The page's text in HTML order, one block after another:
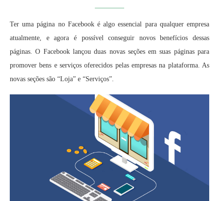
Ter uma página no Facebook é algo essencial para qualquer empresa
atualmente, e agora é possível conseguir novos benefícios dessas
páginas. O Facebook lançou duas novas seções em suas páginas para
promover bens e serviços oferecidos pelas empresas na plataforma. As
novas seções são “Loja” e “Serviços”.